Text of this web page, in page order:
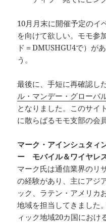
10月月末に開催予定のイ
を向けて欲しい。モモ参
ド＝DMUSHGU4で）が
う。
最後に、手短に再確認し
ル・マンデー・グローバ
となりました。このサイ
に散らばるモモ支部の会
マーク・アインシュタ
ー モバイル＆ワイヤ
マーク氏は通信業界のリ
の経験があり、主にアジ
ック、ラテン・アメリカ
地域を担当してきました
ィック地域20カ国におけ